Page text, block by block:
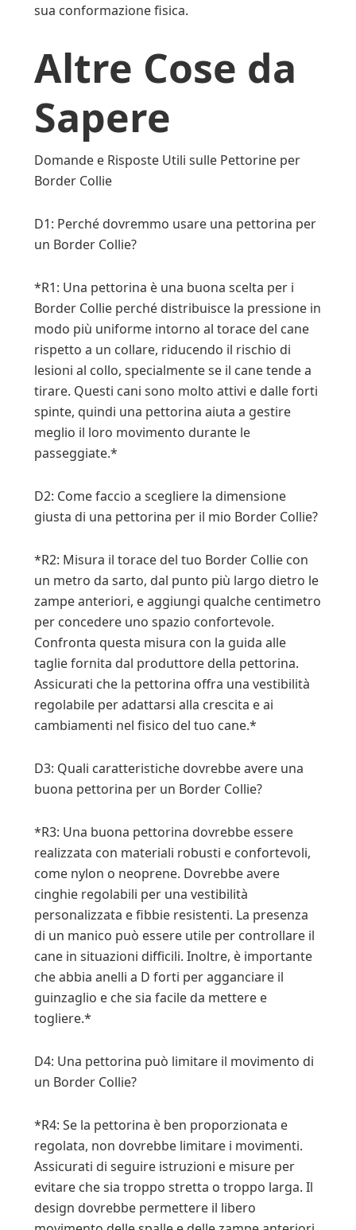
sua conformazione fisica.
Altre Cose da
Sapere
Domande e Risposte Utili sulle Pettorine per
Border Collie
D1: Perché dovremmo usare una pettorina per
un Border Collie?
*R1: Una pettorina è una buona scelta per i
Border Collie perché distribuisce la pressione in
modo più uniforme intorno al torace del cane
rispetto a un collare, riducendo il rischio di
lesioni al collo, specialmente se il cane tende a
tirare. Questi cani sono molto attivi e dalle forti
spinte, quindi una pettorina aiuta a gestire
meglio il loro movimento durante le
passeggiate.*
D2: Come faccio a scegliere la dimensione
giusta di una pettorina per il mio Border Collie?
*R2: Misura il torace del tuo Border Collie con
un metro da sarto, dal punto più largo dietro le
zampe anteriori, e aggiungi qualche centimetro
per concedere uno spazio confortevole.
Confronta questa misura con la guida alle
taglie fornita dal produttore della pettorina.
Assicurati che la pettorina offra una vestibilità
regolabile per adattarsi alla crescita e ai
cambiamenti nel fisico del tuo cane.*
D3: Quali caratteristiche dovrebbe avere una
buona pettorina per un Border Collie?
*R3: Una buona pettorina dovrebbe essere
realizzata con materiali robusti e confortevoli,
come nylon o neoprene. Dovrebbe avere
cinghie regolabili per una vestibilità
personalizzata e fibbie resistenti. La presenza
di un manico può essere utile per controllare il
cane in situazioni difficili. Inoltre, è importante
che abbia anelli a D forti per agganciare il
guinzaglio e che sia facile da mettere e
togliere.*
D4: Una pettorina può limitare il movimento di
un Border Collie?
*R4: Se la pettorina è ben proporzionata e
regolata, non dovrebbe limitare i movimenti.
Assicurati di seguire istruzioni e misure per
evitare che sia troppo stretta o troppo larga. Il
design dovrebbe permettere il libero